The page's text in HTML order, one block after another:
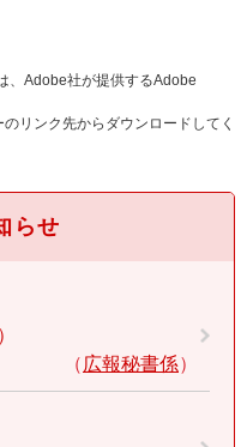
、Adobe社が提供するAdobe
リンク先からダウンロードしてく
らせ
広報秘書係